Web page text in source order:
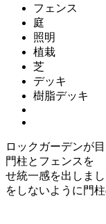
フェンス
庭
照明
植栽
芝
デッキ
樹脂デッキ
ロックガーデンが
門柱とフェンスを
せ統一感を出しま
をしないように門